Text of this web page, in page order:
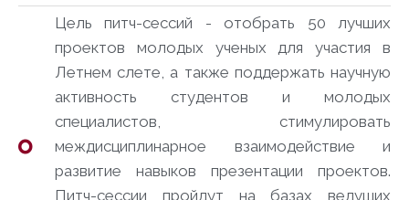
Цель питч-сессий - отобрать 50 лучших
проектов молодых ученых для участия в
Летнем слете, а также поддержать научную
активность студентов и молодых
специалистов, стимулировать
междисциплинарное взаимодействие и
развитие навыков презентации проектов.
Питч-сессии пройдут на базах ведущих